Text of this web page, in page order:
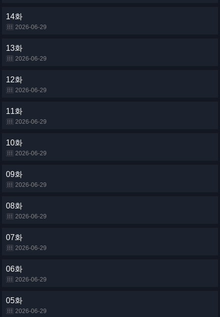
14화
2026-06-29
13화
2026-06-29
12화
2026-06-29
11화
2026-06-29
10화
2026-06-29
09화
2026-06-29
08화
2026-06-29
07화
2026-06-29
06화
2026-06-29
05화
2026-06-29